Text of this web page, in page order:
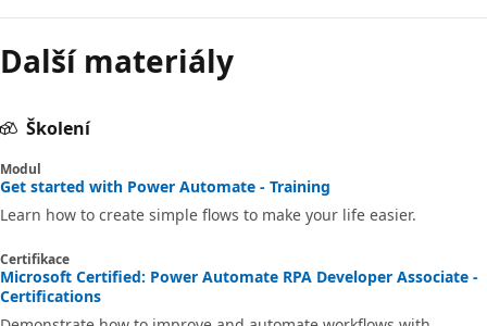
Další materiály
Školení
Modul
Get started with Power Automate - Training
Learn how to create simple flows to make your life easier.
Certifikace
Microsoft Certified: Power Automate RPA Developer Associate -
Certifications